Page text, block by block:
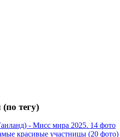
тегу)
- Мисс мира 2025. 14 фото
красивые участницы (20 фото)